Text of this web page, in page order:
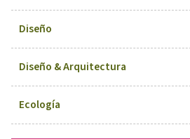
Diseño
Diseño & Arquitectura
Ecología